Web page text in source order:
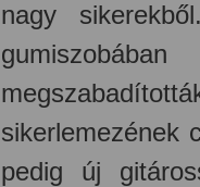
nagy
pedig új